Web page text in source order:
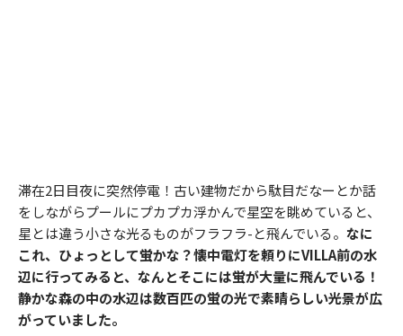
滞在2日目夜に突然停電！古い建物だから駄目だなーとか話
をしながらプールにプカプカ浮かんで星空を眺めていると、
星とは違う小さな光るものがフラフラ-と飛んでいる。 なに
これ、ひょっとして蛍かな？懐中電灯を頼りにVILLA前の水
辺に行ってみると、なんとそこには蛍が大量に飛んでいる！
静かな森の中の水辺は数百匹の蛍の光で素晴らしい光景が広
がっていました。